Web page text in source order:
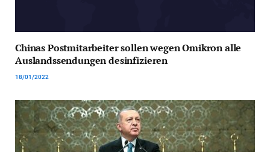
Chinas Postmitarbeiter sollen wegen Omikron alle
Auslandssendungen desinfizieren
18/01/2022